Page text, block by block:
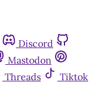
Discord
Mastodon
Threads
Tiktok